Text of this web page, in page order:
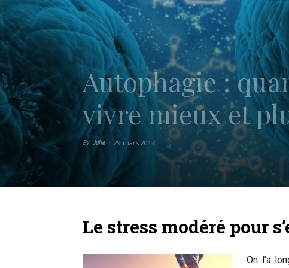
Autophagie :
vivre mieux et
By Julie - 29 mars 2017
Le stress modéré pour
On l’a